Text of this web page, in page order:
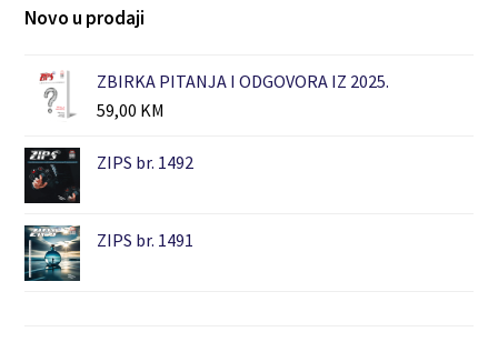
Novo u prodaji
ZBIRKA PITANJA I ODGOVORA IZ 2025.
59,00 KM
ZIPS br. 1492
ZIPS br. 1491